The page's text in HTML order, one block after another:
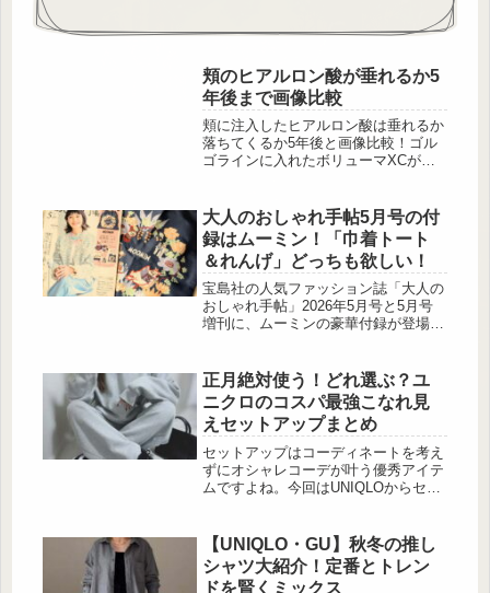
頬のヒアルロン酸が垂れるか5
年後まで画像比較
頬に注入したヒアルロン酸は垂れるか
落ちてくるか5年後と画像比較！ゴル
ゴラインに入れたボリューマXCが数
まとめました。
大人のおしゃれ手帖5月号の付
録はムーミン！「巾着トート
＆れんげ」どっちも欲しい！
宝島社の人気ファッション誌「大人の
おしゃれ手帖」2026年5月号と5月号
増刊に、ムーミンの豪華付録が登場し
と、どちらもムーミンファン必見の内
容です。 大人 […]
正月絶対使う！どれ選ぶ？ユ
ニクロのコスパ最強こなれ見
えセットアップまとめ
セットアップはコーディネートを考え
ずにオシャレコーデが叶う優秀アイテ
ムですよね。今回はUNIQLOからセッ
れなセットアップを今のうちに手に入
れましょう。オーバーサイズでこなれ
感満点 出典:aiai.mini様ご提供 出
【UNIQLO・GU】秋冬の推し
シャツ大紹介！定番とトレン
ドを賢くミックス